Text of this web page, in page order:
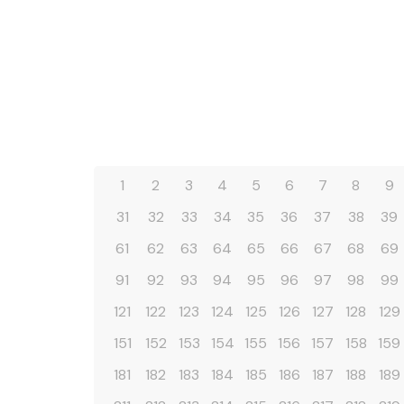
1 2 3 4 5 6 7 8 9
31
32 33 34 35 36 37 38 39
61
62 63 64 65 66 67 68 69
91
92 93 94 95 96 97 98 99
121
122 123 124 125 126 127 128 129
151
152 153 154 155 156 157 158 159
181
182 183 184 185 186 187 188 189